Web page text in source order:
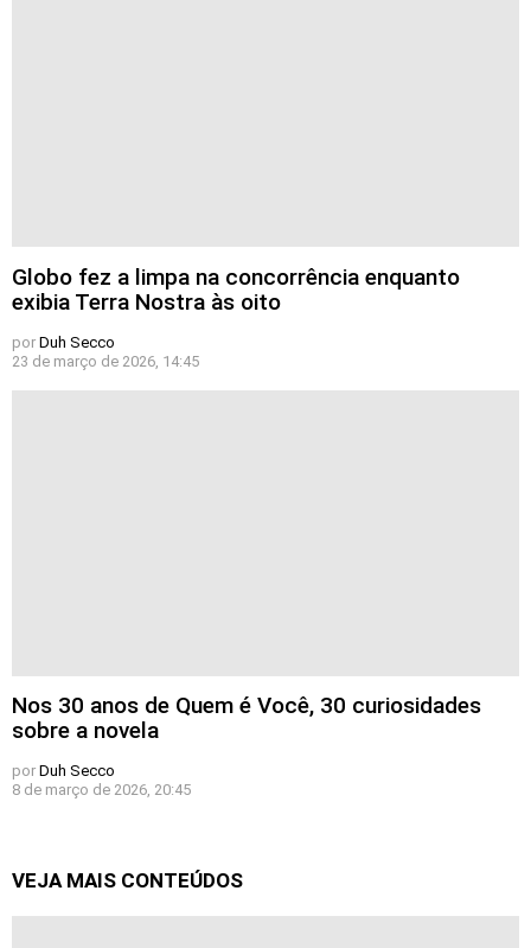
Globo fez a limpa na concorrência enquanto
exibia Terra Nostra às oito
por Duh Secco
23 de março de 2026, 14:45
Nos 30 anos de Quem é Você, 30 curiosidades
sobre a novela
por Duh Secco
8 de março de 2026, 20:45
VEJA MAIS CONTEÚDOS